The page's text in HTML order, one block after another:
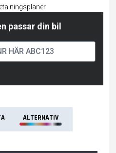
passar din bil
ALTERNATIV